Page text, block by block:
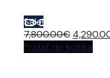
Sale!
7,800.00€ Original
price
Pridať do košíka